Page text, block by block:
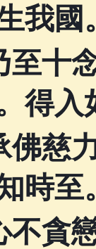
我國
至十
得入
佛慈
時至
不貪